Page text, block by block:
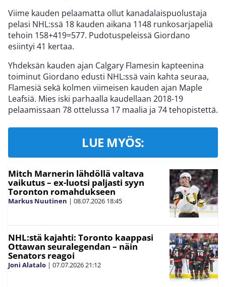
Viime kauden pelaamatta ollut kanadalaispuolustaja
pelasi NHL:ssä 18 kauden aikana 1148 runkosarjapeliä
tehoin 158+419=577. Pudotuspeleissä Giordano
esiintyi 41 kertaa.
Yhdeksän kauden ajan Calgary Flamesin kapteenina
toiminut Giordano edusti NHL:ssä vain kahta seuraa,
Flamesiä sekä kolmen viimeisen kauden ajan Maple
Leafsiä. Mies iski parhaalla kaudellaan 2018-19
pelaamissaan 78 ottelussa 17 maalia ja 74 tehopistettä.
LUE MYÖS:
Mitch Marnerin lähdöllä valtava
vaikutus – ex-luotsi paljasti syyn
Toronton romahdukseen
Markus Nuutinen | 08.07.2026 18:45
NHL:stä kajahti: Toronto kaappasi
Ottawan seuralegendan – näin
Senators reagoi
Joni Alatalo | 07.07.202621:12